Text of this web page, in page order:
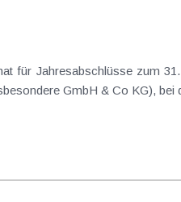
für Jahresabschlüsse zum
GmbH & Co KG), bei